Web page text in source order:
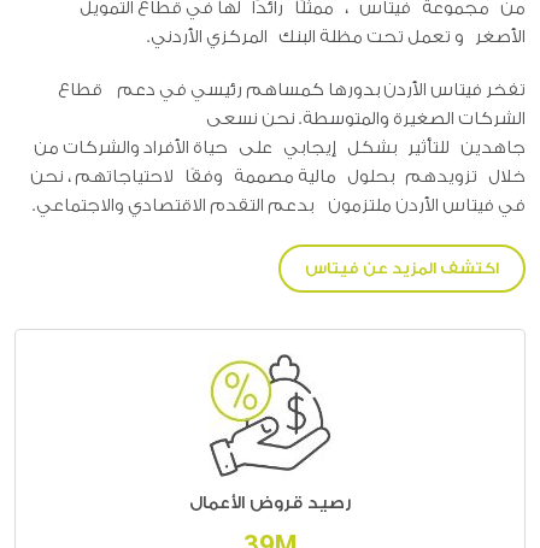
من مجموعة فيتاس ، ممثلًا رائدًا لها في قطاع التمويل
الأصغر و تعمل تحت مظلة البنك المركزي الأردني.
تفخر فيتاس الأردن بدورها كمساهم رئيسي في دعم قطاع
الشركات الصغيرة والمتوسطة. نحن نسعى
جاهدين للتأثير بشكل إيجابي على حياة الأفراد والشركات من
خلال تزويدهم بحلول مالية مصممة وفقًا لاحتياجاتهم ، نحن
في فيتاس الأردن ملتزمون بدعم التقدم الاقتصادي والاجتماعي.
اكتشف المزيد عن فيتاس
رصيد قروض الأعمال